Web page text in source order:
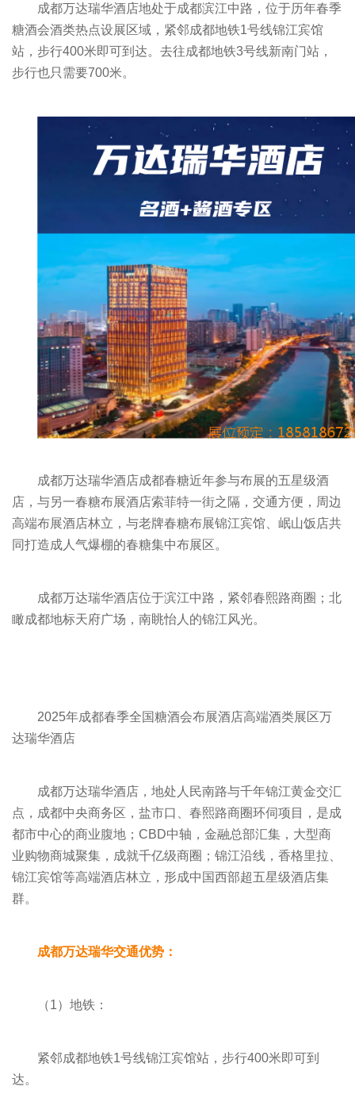
成都万达瑞华酒店地处于成都滨江中路，位于历年春季
糖酒会酒类热点设展区域，紧邻成都地铁1号线锦江宾馆
站，步行400米即可到达。去往成都地铁3号线新南门站，
步行也只需要700米。
成都万达瑞华酒店成都春糖近年参与布展的五星级酒
店，与另一春糖布展酒店索菲特一街之隔，交通方便，周边
高端布展酒店林立，与老牌春糖布展锦江宾馆、岷山饭店共
同打造成人气爆棚的春糖集中布展区。
成都万达瑞华酒店位于滨江中路，紧邻春熙路商圈；北
瞰成都地标天府广场，南眺怡人的锦江风光。
2025年成都春季全国糖酒会布展酒店高端酒类展区万
达瑞华酒店
成都万达瑞华酒店，地处人民南路与千年锦江黄金交汇
点，成都中央商务区，盐市口、春熙路商圈环伺项目，是成
都市中心的商业腹地；CBD中轴，金融总部汇集，大型商
业购物商城聚集，成就千亿级商圈；锦江沿线，香格里拉、
锦江宾馆等高端酒店林立，形成中国西部超五星级酒店集
群。
成都万达瑞华交通优势：
（1）地铁：
紧邻成都地铁1号线锦江宾馆站，步行400米即可到
达。